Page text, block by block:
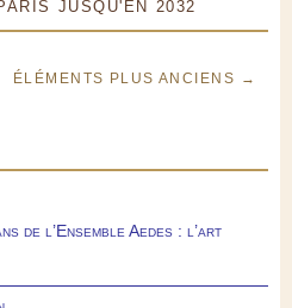
JUSQU'EN 2032
ÉLÉMENTS PLUS ANCIENS →
de l’Ensemble Aedes : l’art